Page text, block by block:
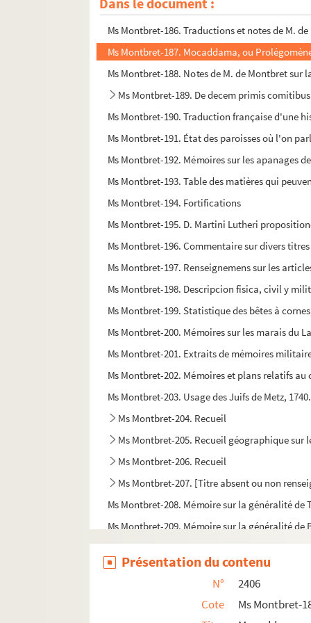
Ms Montbret-185. Extraits de droit, sous forme
Ms Montbret-186. Traductions et notes de M.
Ms Montbret-187. Mocaddama, ou
Ms Montbret-188. Notes de M. de Montbret
Ms Montbret-189. De decem primis
Ms Montbret-190. Traduction française d'une
Ms Montbret-191. État des paroisses où l'on
Ms Montbret-192. Mémoires sur les apanages
Ms Montbret-193. Table des matières qui
Ms Montbret-194. Fortifications
Ms Montbret-195. D. Martini Lutheri
Ms Montbret-196. Commentaire sur divers
Ms Montbret-197. Renseignemens sur les
Ms Montbret-198. Descripcion fisica, civil y
Ms Montbret-199. Statistique des bêtes à
Ms Montbret-200. Mémoires sur les marais du
Ms Montbret-201. Extraits de mémoires
Ms Montbret-202. Mémoires et plans relatifs au
Ms Montbret-203. Usage des Juifs de Metz,
Ms Montbret-204. Recueil
Ms Montbret-205. Recueil géographique sur
Ms Montbret-206. Recueil
Ms Montbret-207. [Titre absent ou non
Ms Montbret-208. Mémoire sur la généralité de
Ms Montbret-209. Mémoire sur la généralité
Ms Montbret-210. Mémoire sur la généralité de
Ms Montbret-211. Mémoire sur la généralité de
Ms Montbret-212. Mémoire sur la fabrication
Ms Montbret-213. Description historique et
Présentation du contenu
N°
2406
Cote
Ms Montbret-